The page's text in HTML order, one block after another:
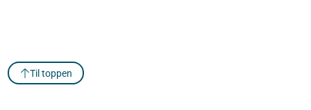
Til toppen